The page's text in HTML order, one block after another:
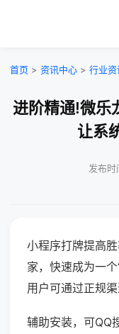
首页 > 资讯中心 > 行业资
进阶精通!微乐
让系
发布
小程序打牌提高
家，快速成为一
用户可通过正规渠
辅助安装，可